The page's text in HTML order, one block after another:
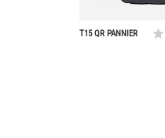
T15 QR PANNIER